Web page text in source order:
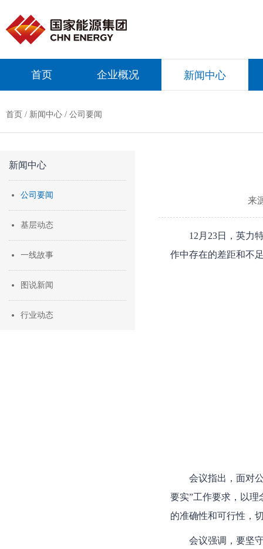
首页 企业概况 新闻中心
首页 / 新闻中心 / 公司要闻
新闻中心
公司要闻
基层动态
一线故事
图说新闻
行业动态
来
12月23日，英力
作中存在的差距和不
会议指出，面对
要实”工作要求，以
的准确性和可行性，
会议强调，要坚